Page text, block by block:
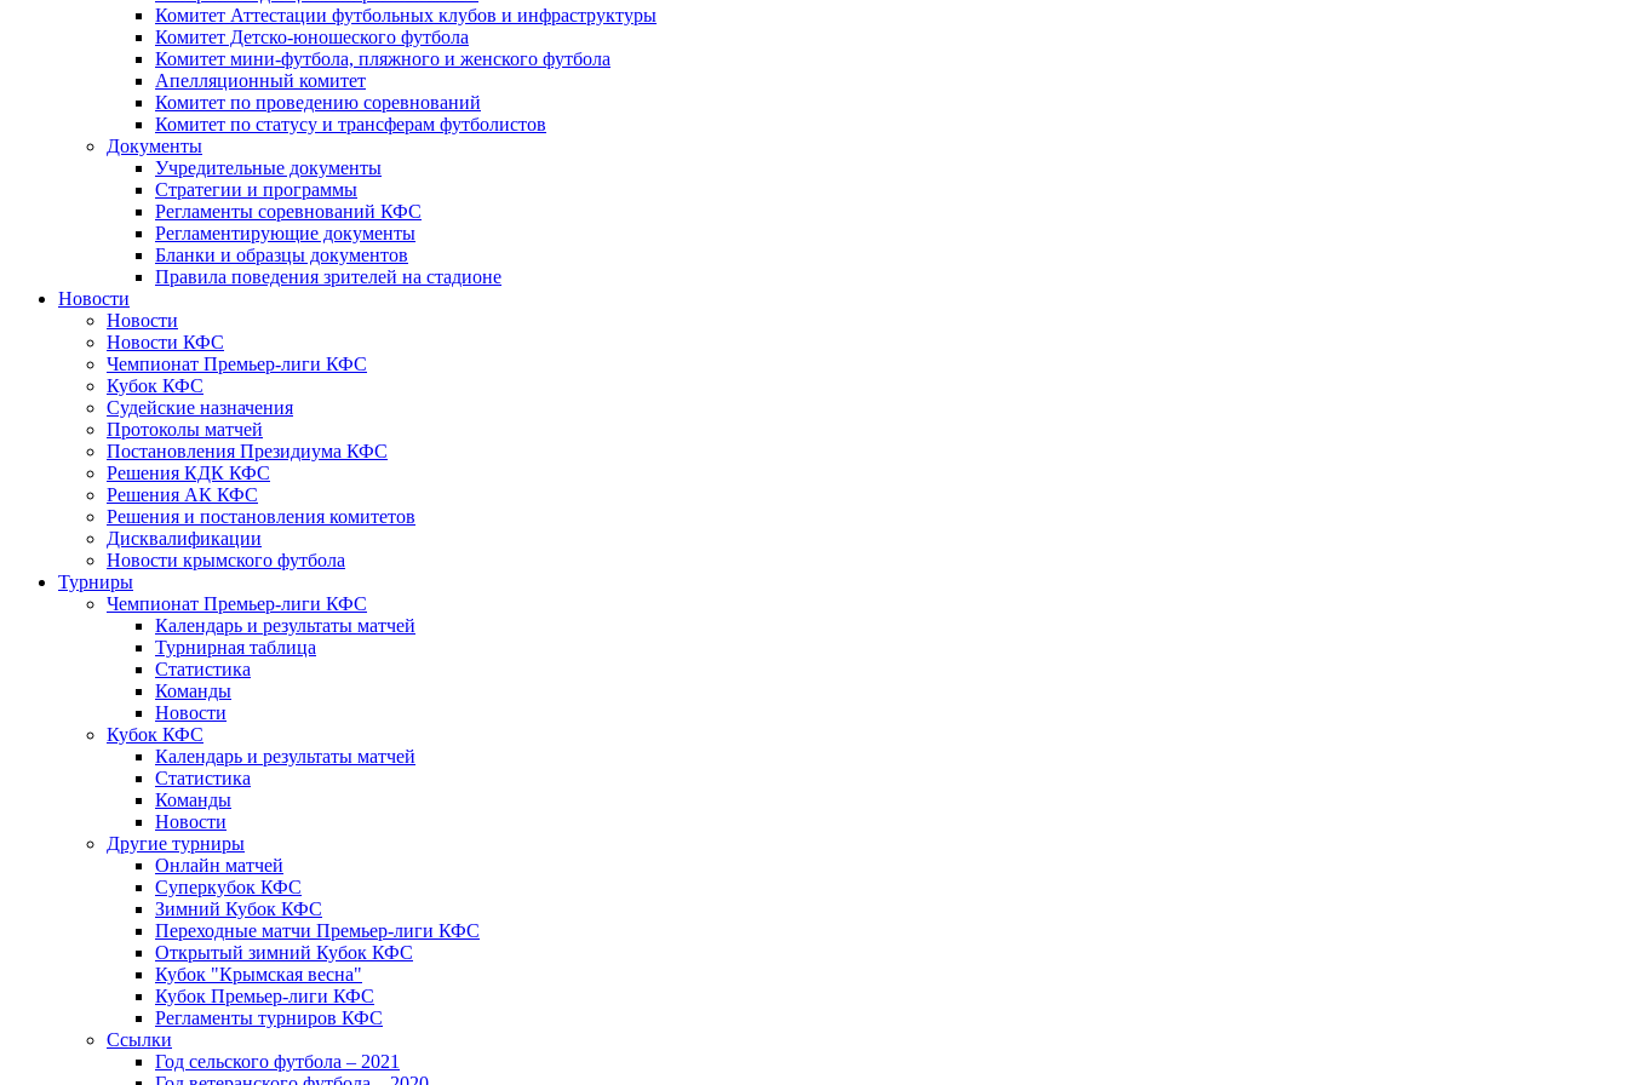
Комитет Аттестации футбольных клубов и инфраструктуры
Комитет Детско-юношеского футбола
Комитет мини-футбола, пляжного и женского футбола
Апелляционный комитет
Комитет по проведению соревнований
Комитет по статусу и трансферам футболистов
Документы
Учредительные документы
Стратегии и программы
Регламенты соревнований КФС
Регламентирующие документы
Бланки и образцы документов
Правила поведения зрителей на стадионе
Новости
Новости
Новости КФС
Чемпионат Премьер-лиги КФС
Кубок КФС
Судейские назначения
Протоколы матчей
Постановления Президиума КФС
Решения КДК КФС
Решения АК КФС
Решения и постановления комитетов
Дисквалификации
Новости крымского футбола
Турниры
Чемпионат Премьер-лиги КФС
Календарь и результаты матчей
Турнирная таблица
Статистика
Команды
Новости
Кубок КФС
Календарь и результаты матчей
Статистика
Команды
Новости
Другие турниры
Онлайн матчей
Суперкубок КФС
Зимний Кубок КФС
Переходные матчи Премьер-лиги КФС
Открытый зимний Кубок КФС
Кубок "Крымская весна"
Кубок Премьер-лиги КФС
Регламенты турниров КФС
Ссылки
Год сельского футбола – 2021